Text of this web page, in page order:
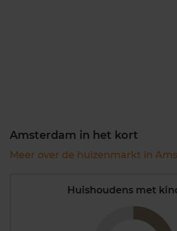
Amsterdam in het kort
Meer over de huizenmarkt in
Huishoudens met